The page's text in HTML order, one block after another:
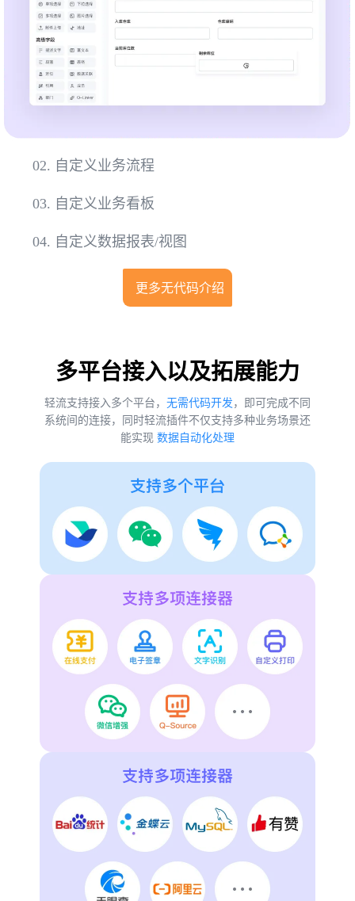
02. 自定义业务流程
03. 自定义业务看板
04. 自定义数据报表/视图
更多无代码介绍
多平台接入以及拓展能力
轻流支持接入多个平台， 无需代码开发，即可完成不同
系统间的连接，同时轻流插件不仅支持多种业务场景还
能实现 数据自动化处理